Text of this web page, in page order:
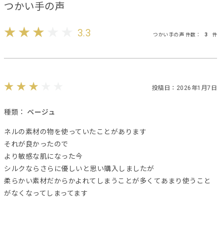
つかい手の声
3.3 つかい手の声 件数： 3 件
投稿日：2026年1月7日
種類： ベージュ
ネルの素材の物を使っていたことがあります
それが良かったので
より敏感な肌になった今
シルクならさらに優しいと思い購入しましたが
柔らかい素材だからかよれてしまうことが多くてあまり使うこと
がなくなってしまってます